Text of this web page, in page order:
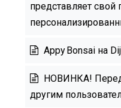
представляет свой
Appy Bonsai на
НОВИНКА!
другим